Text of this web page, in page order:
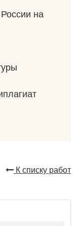
на
К списку работ